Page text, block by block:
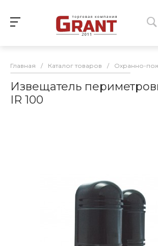
Главная / Каталог товаров / Охранно-
Извещатель
IR 100